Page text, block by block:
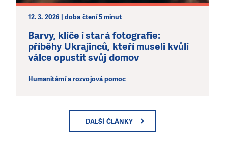
12. 3. 2026 | doba čtení 5 minut
Barvy, klíče i stará fotografie:
příběhy Ukrajinců, kteří museli kvůli
válce opustit svůj domov
Humanitární a rozvojová pomoc
DALŠÍ ČLÁNKY